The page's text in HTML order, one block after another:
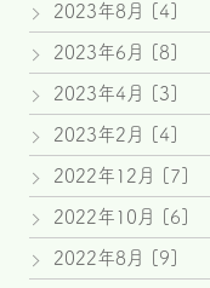
2023年8月 [4]
2023年6月 [8]
2023年4月 [3]
2023年2月 [4]
2022年12月 [7]
2022年10月 [6]
2022年8月 [9]